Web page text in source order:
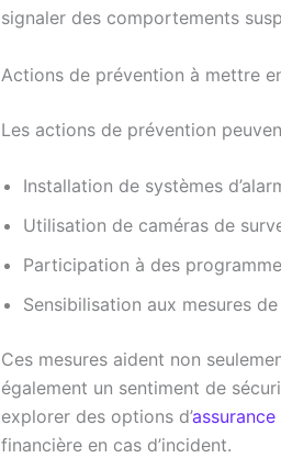
signaler des comportements
Actions de prévention à mettre
Les actions de prévention
Installation de systèmes
Utilisation de caméras de
Participation à des
Sensibilisation aux mesures
Ces mesures aident non
également un sentiment de
explorer des options d’
financière en cas d’incident.